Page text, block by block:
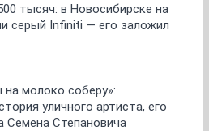
тысяч: в Новосибирске на
серый Infiniti — его заложил
молоко соберу»:
уличного артиста, его
Семена Степановича